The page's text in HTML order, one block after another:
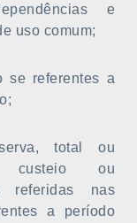
e
uso comum;
se referentes a
total ou
custeio ou
referidas nas
a período